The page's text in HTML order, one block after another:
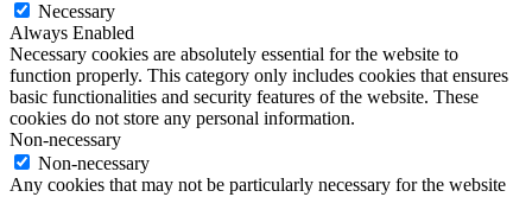
Necessary
Always Enabled
Necessary cookies are absolutely essential for the website to
function properly. This category only includes cookies that ensures
basic functionalities and security features of the website. These
cookies do not store any personal information.
Non-necessary
Non-necessary
Any cookies that may not be particularly necessary for the website